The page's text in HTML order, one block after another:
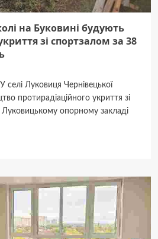
на Буковині будують
зі спортзалом за 38
Луковиця Чернівецької
протирадіаційного укриття зі
опорному закладі